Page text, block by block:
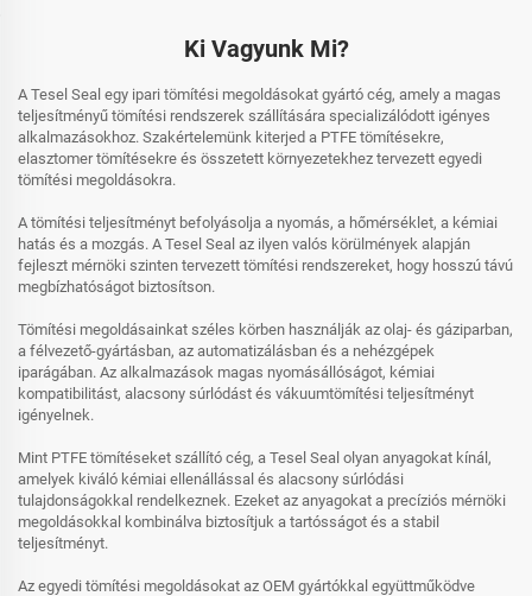
Ki Vagyunk Mi?
A Tesel Seal egy ipari tömítési megoldásokat gyártó cég, amely a magas
teljesítményű tömítési rendszerek szállítására specializálódott igényes
alkalmazásokhoz. Szakértelemünk kiterjed a PTFE tömítésekre,
elasztomer tömítésekre és összetett környezetekhez tervezett egyedi
tömítési megoldásokra.
A tömítési teljesítményt befolyásolja a nyomás, a hőmérséklet, a kémiai
hatás és a mozgás. A Tesel Seal az ilyen valós körülmények alapján
fejleszt mérnöki szinten tervezett tömítési rendszereket, hogy hosszú távú
megbízhatóságot biztosítson.
Tömítési megoldásainkat széles körben használják az olaj- és gáziparban,
a félvezető-gyártásban, az automatizálásban és a nehézgépek
iparágában. Az alkalmazások magas nyomásállóságot, kémiai
kompatibilitást, alacsony súrlódást és vákuumtömítési teljesítményt
igényelnek.
Mint PTFE tömítéseket szállító cég, a Tesel Seal olyan anyagokat kínál,
amelyek kiváló kémiai ellenállással és alacsony súrlódási
tulajdonságokkal rendelkeznek. Ezeket az anyagokat a precíziós mérnöki
megoldásokkal kombinálva biztosítjuk a tartósságot és a stabil
teljesítményt.
Az egyedi tömítési megoldásokat az OEM gyártókkal együttműködve